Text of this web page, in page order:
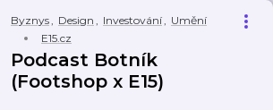
Byznys, Design , Investování, Umění
E15.cz
Podcast Botník
(Footshop x E15)